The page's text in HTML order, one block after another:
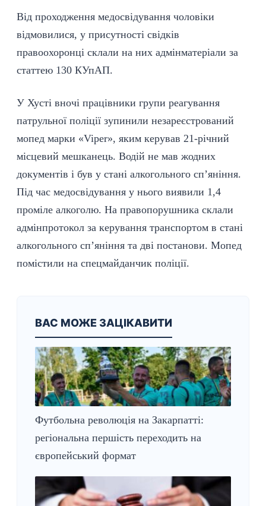
Від проходження медосвідування чоловіки
відмовилися, у присутності свідків
правоохоронці склали на них адмінматеріали за
статтею 130 КУпАП.
У Хусті вночі працівники групи реагування
патрульної поліції зупинили незареєстрований
мопед марки «Viper», яким керував 21-річний
місцевий мешканець. Водій не мав жодних
документів і був у стані алкогольного сп’яніння.
Під час медосвідування у нього виявили 1,4
проміле алкоголю. На правопорушника склали
адмінпротокол за керування транспортом в стані
алкогольного сп’яніння та дві постанови. Мопед
помістили на спецмайданчик поліції.
ВАС МОЖЕ ЗАЦІКАВИТИ
Футбольна революція на Закарпатті:
регіональна першість переходить на
європейський формат